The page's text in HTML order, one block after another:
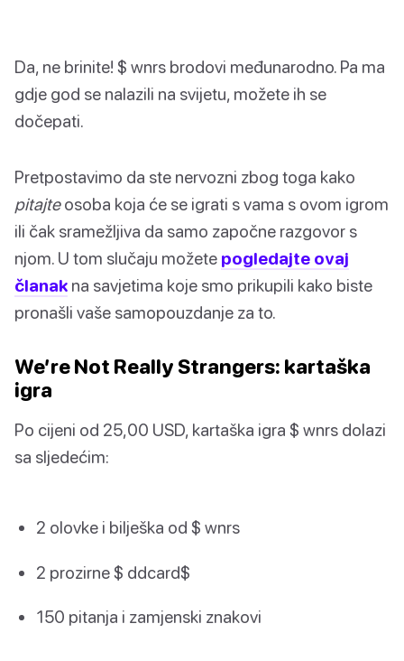
Da, ne brinite! $ wnrs brodovi međunarodno. Pa ma
gdje god se nalazili na svijetu, možete ih se
dočepati.
Pretpostavimo da ste nervozni zbog toga kako
pitajteosoba koja će se igrati s vama s ovom igrom
ili čak sramežljiva da samo započne razgovor s
njom. U tom slučaju možete pogledajte ovaj
članak na savjetima koje smo prikupili kako biste
pronašli vaše samopouzdanje za to.
We’re Not Really Strangers: kartaška
igra
Po cijeni od 25,00 USD, kartaška igra $ wnrs dolazi
sa sljedećim:
2 olovke i bilješka od $ wnrs
2 prozirne $ ddcard$
150 pitanja i zamjenski znakovi